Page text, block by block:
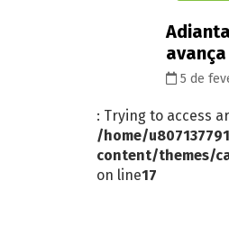
5 de
: Trying to access
/home/
content/themes/
on line17